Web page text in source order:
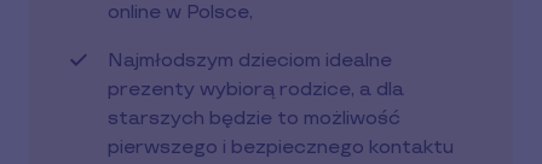
online w Polsce,
Najmłodszym dzieciom idealne
prezenty wybiorą rodzice, a dla
starszych będzie to możliwość
pierwszego i bezpiecznego kontaktu